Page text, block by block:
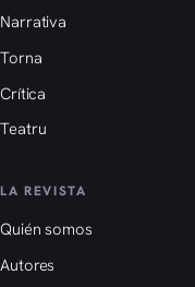
Narrativa
Torna
Crítica
Teatru
LA REVISTA
Quién somos
Autores